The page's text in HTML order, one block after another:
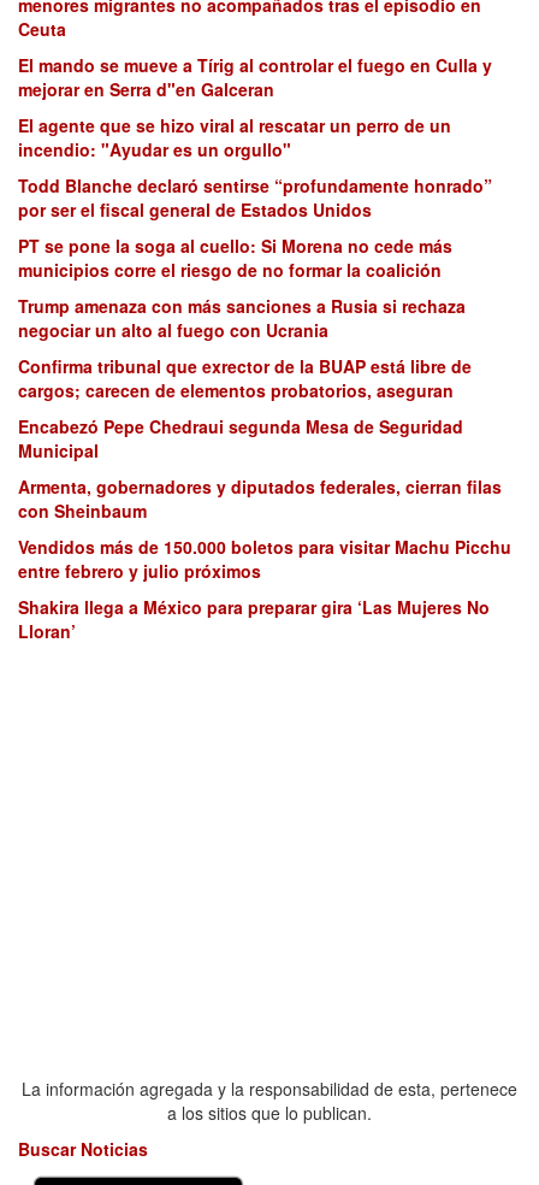
menores migrantes no acompañados tras el episodio en
Ceuta
El mando se mueve a Tírig al controlar el fuego en Culla y
mejorar en Serra d"en Galceran
El agente que se hizo viral al rescatar un perro de un
incendio: "Ayudar es un orgullo"
Todd Blanche declaró sentirse “profundamente honrado”
por ser el fiscal general de Estados Unidos
PT se pone la soga al cuello: Si Morena no cede más
municipios corre el riesgo de no formar la coalición
Trump amenaza con más sanciones a Rusia si rechaza
negociar un alto al fuego con Ucrania
Confirma tribunal que exrector de la BUAP está libre de
cargos; carecen de elementos probatorios, aseguran
Encabezó Pepe Chedraui segunda Mesa de Seguridad
Municipal
Armenta, gobernadores y diputados federales, cierran filas
con Sheinbaum
Vendidos más de 150.000 boletos para visitar Machu Picchu
entre febrero y julio próximos
Shakira llega a México para preparar gira ‘Las Mujeres No
Lloran’
La información agregada y la responsabilidad de esta, pertenece
a los sitios que lo publican.
Buscar Noticias